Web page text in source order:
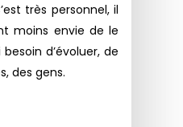
très personnel, il
moins envie de le
d’évoluer, de
des gens.